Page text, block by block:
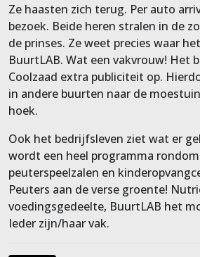
Ze haasten zich terug. Per auto
bezoek. Beide heren stralen in de
de prinses. Ze weet precies waar
BuurtLAB. Wat een vakvrouw! Het
Coolzaad extra publiciteit op.
in andere buurten naar de
hoek.
Ook het bedrijfsleven ziet wat er
wordt een heel programma
peuterspeelzalen en
Peuters aan de verse groente!
voedingsgedeelte, BuurtLAB het
Ieder zijn/haar vak.